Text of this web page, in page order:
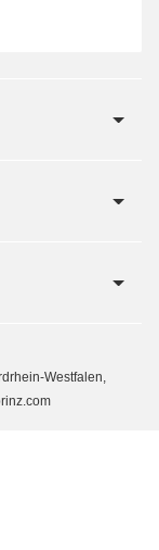
Westfalen,